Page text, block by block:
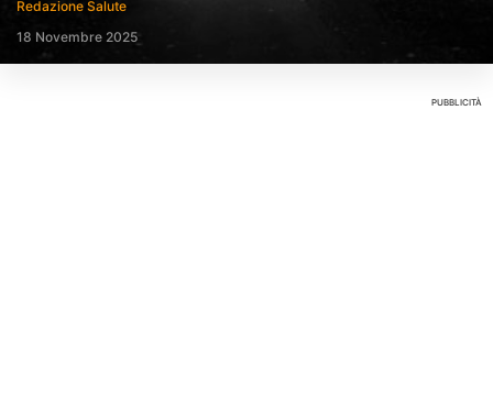
Redazione Salute
18 Novembre 2025
PUBBLICITÀ